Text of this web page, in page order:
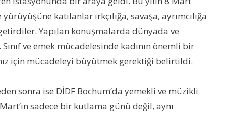
katılanlar ırkçılığa, savaşa, ayrımcılığa
Yapılan konuşmalarda dünyada ve
ve emek mücadelesinde kadının önemli bir
için mücadeleyi büyütmek gerektiği belirtildi.
sonra ise DİDF Bochum’da yemekli ve müzikli
sadece bir kutlama günü değil, aynı